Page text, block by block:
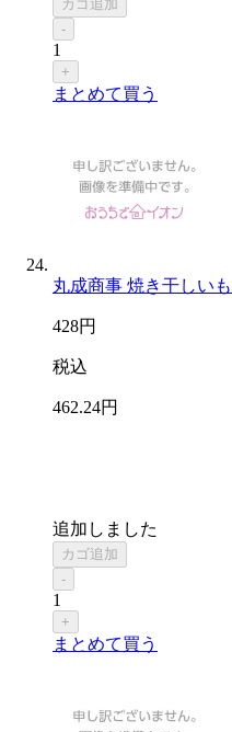
カゴ追加
-
1
+
まとめて買う
丸成商事 焼き干しい
428円
税込
462.24円
追加しました
カゴ追加
-
1
+
まとめて買う